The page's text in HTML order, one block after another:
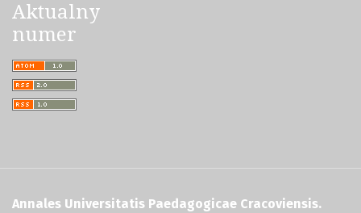
Aktualny
numer
Annales Universitatis Paedagogicae Cracoviensis.